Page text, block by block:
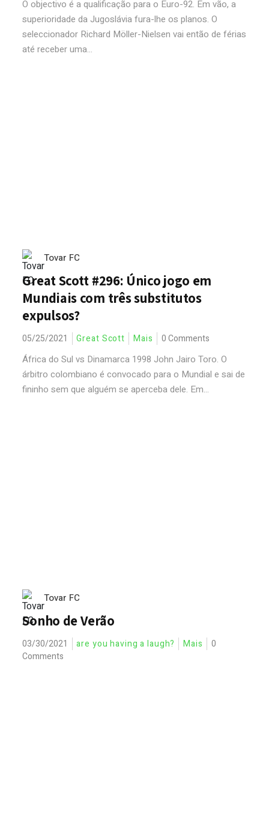
O objectivo é a qualificação para o Euro-92. Em vão, a
superioridade da Jugoslávia fura-lhe os planos. O
seleccionador Richard Möller-Nielsen vai então de férias
até receber uma...
Tovar FC
Great Scott #296: Único jogo em
Mundiais com três substitutos
expulsos?
05/25/2021 Great Scott Mais 0 Comments
África do Sul vs Dinamarca 1998 John Jairo Toro. O
árbitro colombiano é convocado para o Mundial e sai de
fininho sem que alguém se aperceba dele. Em...
Tovar FC
Sonho de Verão
03/30/2021 are you having a laugh? Mais
0
Comments